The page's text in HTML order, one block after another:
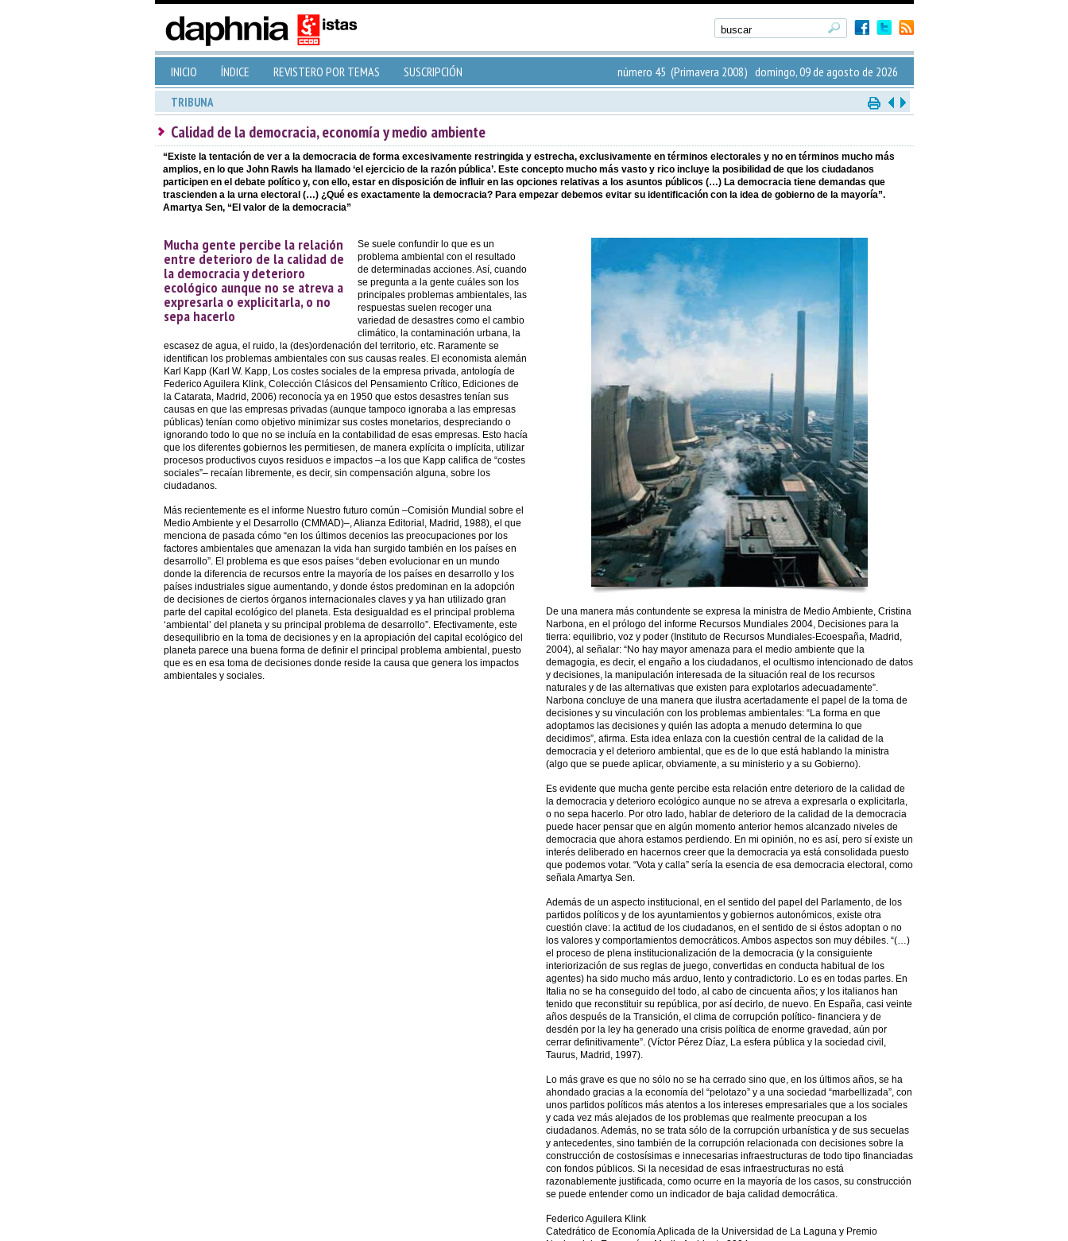
INICIO ÍNDICE REVISTERO POR TEMAS SUSCRIPCIÓN número 45 (Primavera 2008) domingo, 09 de agosto de 2026
TRIBUNA
Calidad de la democracia, economía y medio ambiente
“Existe la tentación de ver a la democracia de forma excesivamente restringida y estrecha, exclusivamente en términos electorales y no en términos mucho más
amplios, en lo que John Rawls ha llamado ‘el ejercicio de la razón pública’. Este concepto mucho más vasto y rico incluye la posibilidad de que los ciudadanos
participen en el debate político y, con ello, estar en disposición de influir en las opciones relativas a los asuntos públicos (…) La democracia tiene demandas que
trascienden a la urna electoral (…) ¿Qué es exactamente la democracia? Para empezar debemos evitar su identificación con la idea de gobierno de la mayoría”.
Amartya Sen, “El valor de la democracia”
Mucha gente percibe la relación
entre deterioro de la calidad de
la democracia y deterioro
ecológico aunque no se atreva a
expresarla o explicitarla, o no
sepa hacerlo
Se suele confundir lo que es un
problema ambiental con el resultado
de determinadas acciones. Así, cuando
se pregunta a la gente cuáles son los
principales problemas ambientales, las
respuestas suelen recoger una
variedad de desastres como el cambio
climático, la contaminación urbana, la
escasez de agua, el ruido, la (des)ordenación del territorio, etc. Raramente se
identifican los problemas ambientales con sus causas reales. El economista alemán
Karl Kapp (Karl W. Kapp, Los costes sociales de la empresa privada, antología de
Federico Aguilera Klink, Colección Clásicos del Pensamiento Crítico, Ediciones de
la Catarata, Madrid, 2006) reconocía ya en 1950 que estos desastres tenían sus
causas en que las empresas privadas (aunque tampoco ignoraba a las empresas
públicas) tenían como objetivo minimizar sus costes monetarios, despreciando o
ignorando todo lo que no se incluía en la contabilidad de esas empresas. Esto hacía
que los diferentes gobiernos les permitiesen, de manera explícita o implícita, utilizar
procesos productivos cuyos residuos e impactos –a los que Kapp califica de “costes
sociales”– recaían libremente, es decir, sin compensación alguna, sobre los
ciudadanos.
Más recientemente es el informe Nuestro futuro común –Comisión Mundial sobre el
Medio Ambiente y el Desarrollo (CMMAD)–, Alianza Editorial, Madrid, 1988), el que
menciona de pasada cómo “en los últimos decenios las preocupaciones por los
factores ambientales que amenazan la vida han surgido también en los países en
desarrollo”. El problema es que esos países “deben evolucionar en un mundo
donde la diferencia de recursos entre la mayoría de los países en desarrollo y los
países industriales sigue aumentando, y donde éstos predominan en la adopción
de decisiones de ciertos órganos internacionales claves y ya han utilizado gran
parte del capital ecológico del planeta. Esta desigualdad es el principal problema
‘ambiental’ del planeta y su principal problema de desarrollo”. Efectivamente, este
desequilibrio en la toma de decisiones y en la apropiación del capital ecológico del
planeta parece una buena forma de definir el principal problema ambiental, puesto
que es en esa toma de decisiones donde reside la causa que genera los impactos
ambientales y sociales.
De una manera más contundente se expresa la ministra de Medio Ambiente, Cristina
Narbona, en el prólogo del informe Recursos Mundiales 2004, Decisiones para la
tierra: equilibrio, voz y poder (Instituto de Recursos Mundiales-Ecoespaña, Madrid,
2004), al señalar: “No hay mayor amenaza para el medio ambiente que la
demagogia, es decir, el engaño a los ciudadanos, el ocultismo intencionado de datos
y decisiones, la manipulación interesada de la situación real de los recursos
naturales y de las alternativas que existen para explotarlos adecuadamente”.
Narbona concluye de una manera que ilustra acertadamente el papel de la toma de
decisiones y su vinculación con los problemas ambientales: “La forma en que
adoptamos las decisiones y quién las adopta a menudo determina lo que
decidimos”, afirma. Esta idea enlaza con la cuestión central de la calidad de la
democracia y el deterioro ambiental, que es de lo que está hablando la ministra
(algo que se puede aplicar, obviamente, a su ministerio y a su Gobierno).
Es evidente que mucha gente percibe esta relación entre deterioro de la calidad de
la democracia y deterioro ecológico aunque no se atreva a expresarla o explicitarla,
o no sepa hacerlo. Por otro lado, hablar de deterioro de la calidad de la democracia
puede hacer pensar que en algún momento anterior hemos alcanzado niveles de
democracia que ahora estamos perdiendo. En mi opinión, no es así, pero sí existe un
interés deliberado en hacernos creer que la democracia ya está consolidada puesto
que podemos votar. “Vota y calla” sería la esencia de esa democracia electoral, como
señala Amartya Sen.
Además de un aspecto institucional, en el sentido del papel del Parlamento, de los
partidos políticos y de los ayuntamientos y gobiernos autonómicos, existe otra
cuestión clave: la actitud de los ciudadanos, en el sentido de si éstos adoptan o no
los valores y comportamientos democráticos. Ambos aspectos son muy débiles. “(…)
el proceso de plena institucionalización de la democracia (y la consiguiente
interiorización de sus reglas de juego, convertidas en conducta habitual de los
agentes) ha sido mucho más arduo, lento y contradictorio. Lo es en todas partes. En
Italia no se ha conseguido del todo, al cabo de cincuenta años; y los italianos han
tenido que reconstituir su república, por así decirlo, de nuevo. En España, casi veinte
años después de la Transición, el clima de corrupción político- financiera y de
desdén por la ley ha generado una crisis política de enorme gravedad, aún por
cerrar definitivamente”. (Víctor Pérez Díaz, La esfera pública y la sociedad civil,
Taurus, Madrid, 1997).
Lo más grave es que no sólo no se ha cerrado sino que, en los últimos años, se ha
ahondado gracias a la economía del “pelotazo” y a una sociedad “marbellizada”, con
unos partidos políticos más atentos a los intereses empresariales que a los sociales
y cada vez más alejados de los problemas que realmente preocupan a los
ciudadanos. Además, no se trata sólo de la corrupción urbanística y de sus secuelas
y antecedentes, sino también de la corrupción relacionada con decisiones sobre la
construcción de costosísimas e innecesarias infraestructuras de todo tipo financiadas
con fondos públicos. Si la necesidad de esas infraestructuras no está
razonablemente justificada, como ocurre en la mayoría de los casos, su construcción
se puede entender como un indicador de baja calidad democrática.
Federico Aguilera Klink
Catedrático de Economía Aplicada de la Universidad de La Laguna y Premio